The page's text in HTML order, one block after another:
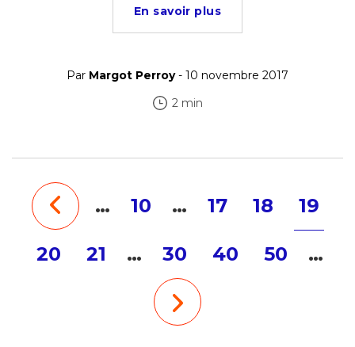
En savoir plus
Par Margot Perroy- 10 novembre 2017
2 min
… 10 … 17 18 19
20 21 … 30 40 50 …